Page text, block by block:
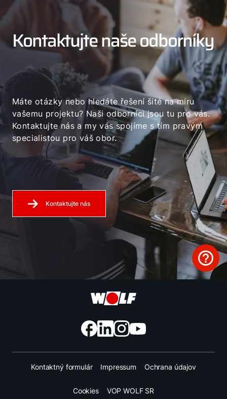
Kontaktujte naše odborníky
Máte otázky nebo hledáte řešení šité na míru
vašemu projektu? Naši odborníci jsou tu pro vás.
Kontaktujte nás a my vás spojíme s tím pravým
specialistou pro váš obor.
Kontaktujte nás
Kontaktný formulár Impressum Ochrana údajov
Cookies VOP WOLF SR